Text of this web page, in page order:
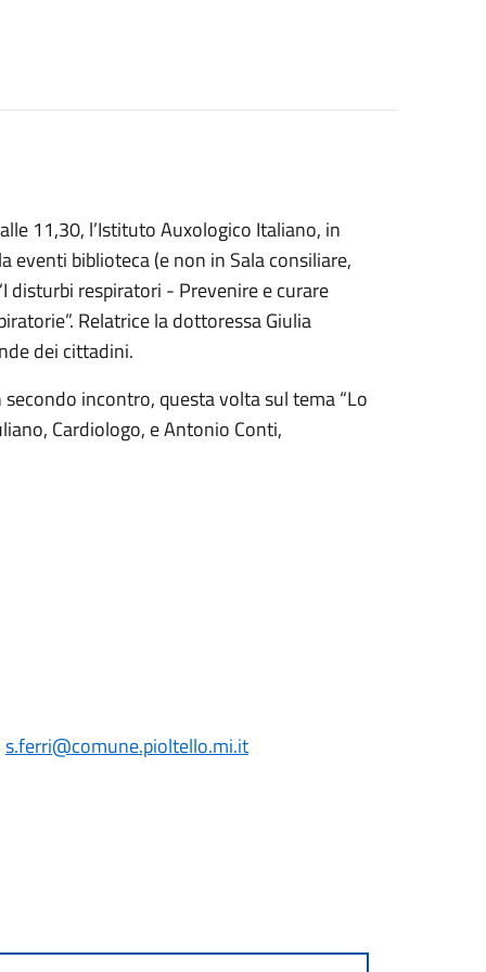
11,30, l’Istituto Auxologico Italiano, in
eventi biblioteca (e non in Sala consiliare,
disturbi respiratori - Prevenire e curare
Relatrice la dottoressa Giulia
dei cittadini.
incontro, questa volta sul tema “Lo
Cardiologo, e Antonio Conti,
s.ferri@comune.pioltello.mi.it